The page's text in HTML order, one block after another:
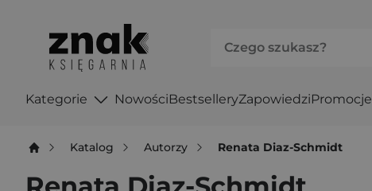
Kategorie NowościBestselleryZapowiedziPromocje
Katalog Autorzy Renata Diaz-Schmidt